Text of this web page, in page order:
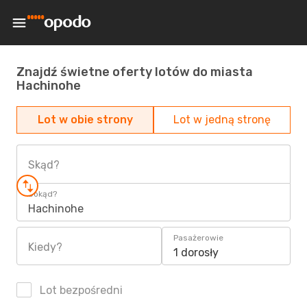
Znajdź świetne oferty lotów do miasta
Hachinohe
Lot w obie strony Lot w jedną stronę
Skąd?
Dokąd?
Hachinohe
Kiedy?
Pasażerowie
1 dorosły
Lot bezpośredni